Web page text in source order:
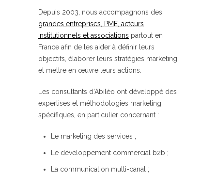
Depuis 2003, nous accompagnons des
grandes entreprises, PME, acteurs
institutionnels et associations partout en
France afin de les aider à définir leurs
objectifs, élaborer leurs stratégies marketing
et mettre en œuvre leurs actions.
Les consultants d’Abiléo ont développé des
expertises et méthodologies marketing
spécifiques, en particulier concernant :
Le marketing des services ;
Le développement commercial b2b ;
La communication multi-canal ;